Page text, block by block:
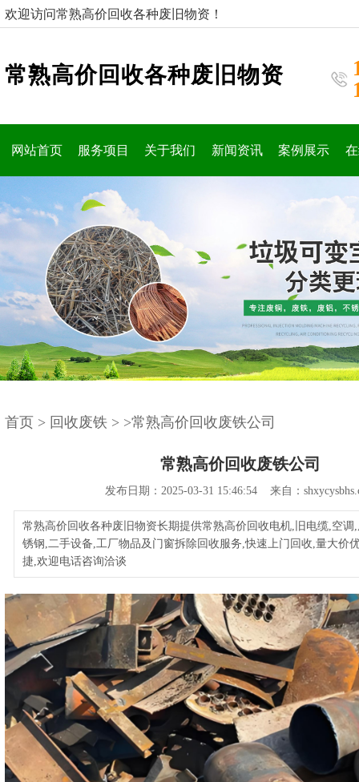
欢迎访问常熟高价回收各种废旧物资！
常熟高价回收各种废旧物资
网站首页 服务项目 关于我们 新闻资讯 案例展示
首页 > 回收废铁 > >常熟高价回收废铁公司
常熟高价回收废铁公司
发布日期：2025-03-31 15:46:54 来自：
常熟高价回收各种废旧物资长期提供常熟高价回收电机,旧电缆,空调
锈钢,二手设备,工厂物品及门窗拆除回收服务,快速上门回收,量大价
捷,欢迎电话咨询洽谈